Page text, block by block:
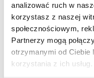
analizować ruch w
korzystasz z naszej
społecznościowym,
Partnerzy mogą
otrzymanymi od Ciebie
korzystania z ich usług.
Klasa